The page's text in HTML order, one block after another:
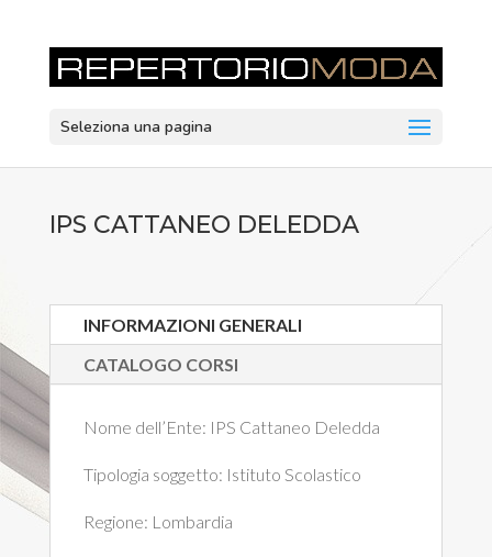
Seleziona una pagina
IPS CATTANEO DELEDDA
INFORMAZIONI GENERALI
CATALOGO CORSI
Nome dell’Ente: IPS Cattaneo Deledda
Tipologia soggetto: Istituto Scolastico
Regione: Lombardia